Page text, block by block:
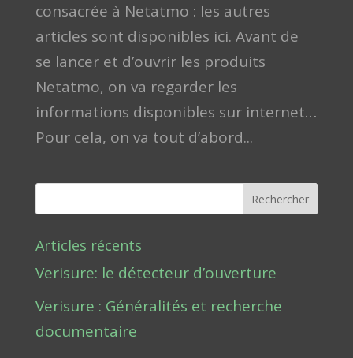
consacrée à Netatmo : les autres
articles sont disponibles ici. Avant de
se lancer et d’ouvrir les produits
Netatmo, on va regarder les
informations disponibles sur internet…
Pour cela, on va tout d’abord...
Rechercher
Articles récents
Verisure: le détecteur d’ouverture
Verisure : Généralités et recherche
documentaire